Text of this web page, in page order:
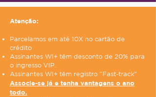
Atenção:
Parcelamos em até 10X no cartão de
crédito
Assinantes WI+ têm desconto de 20% para
o ingresso VIP.
Assinantes WI+ têm registro "Fast-track"
Associe-se já e tenha vantagens o ano
todo.